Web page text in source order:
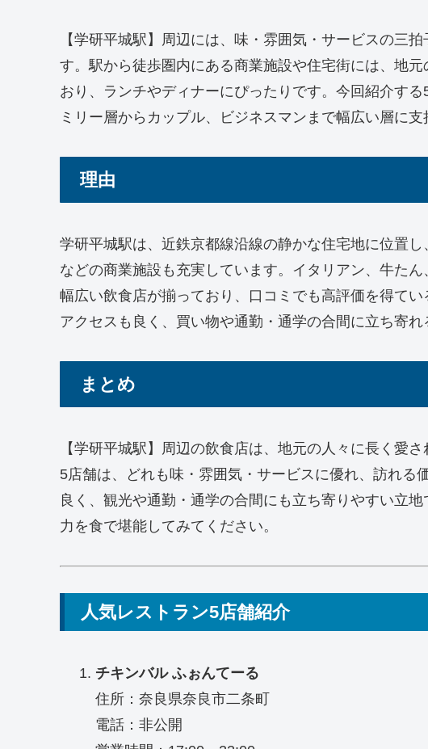
【学研平城駅】周辺には、味・雰囲気・サービスの三
す。駅から徒歩圏内にある商業施設や住宅街には、地
おり、ランチやディナーにぴったりです。今回紹介す
ミリー層からカップル、ビジネスマンまで幅広い層に支
理由
学研平城駅は、近鉄京都線沿線の静かな住宅地に位置
などの商業施設も充実しています。イタリアン、牛た
幅広い飲食店が揃っており、口コミでも高評価を得て
アクセスも良く、買い物や通勤・通学の合間に立ち寄れ
まとめ
【学研平城駅】周辺の飲食店は、地元の人々に長く愛
5店舗は、どれも味・雰囲気・サービスに優れ、訪れる
良く、観光や通勤・通学の合間にも立ち寄りやすい立
力を食で堪能してみてください。
人気レストラン5店舗紹介
チキンバル ふぉんてーる
住所：奈良県奈良市二条町
電話：非公開